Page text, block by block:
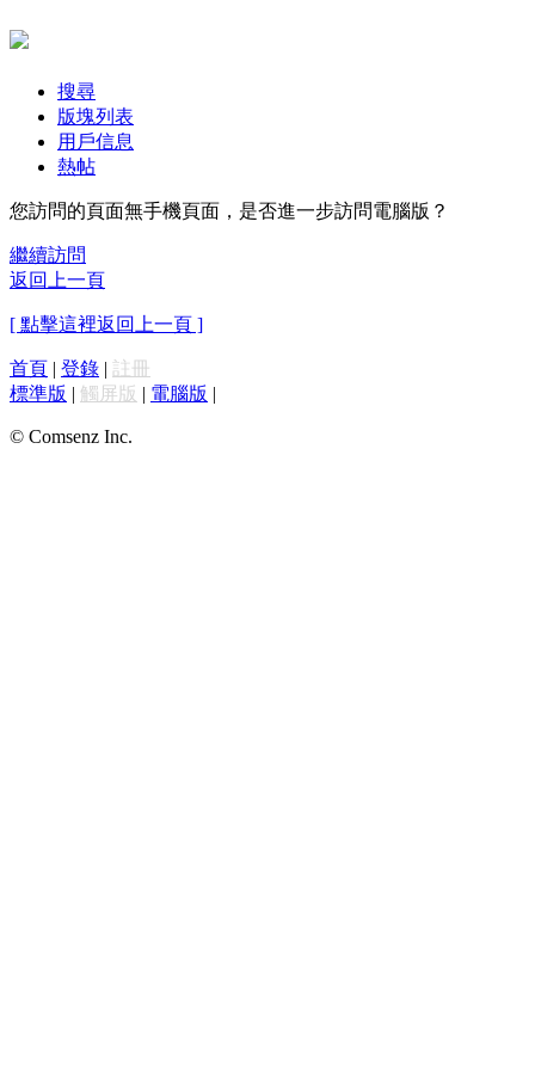
搜尋
版塊列表
用戶信息
熱帖
您訪問的頁面無手機頁面，是否進一步訪問電腦版？
繼續訪問
返回上一頁
[ 點擊這裡返回上一頁 ]
首頁 | 登錄 | 註冊
標準版 | 觸屏版 | 電腦版 |
© Comsenz Inc.